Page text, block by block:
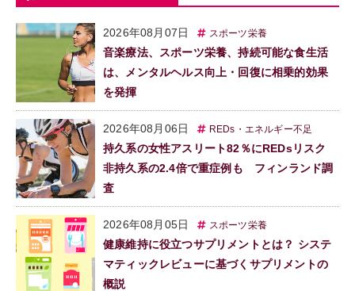
2026年08月07日 スポーツ栄養
音楽療法、スポーツ栄養、持続可能な食生活
は、メンタルヘルス向上・回復に相乗的効果
を発揮
2026年08月06日 REDs・エネルギー不足
持久系の女性アスリート82％にREDsリスク
非持久系の2.4倍で重症例も フィンランド調
査
2026年08月05日 スポーツ栄養
健康維持に役立つサプリメントとは？ システ
マティックレビューに基づくサプリメントの
概説